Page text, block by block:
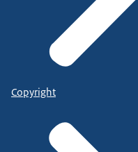
Copyright